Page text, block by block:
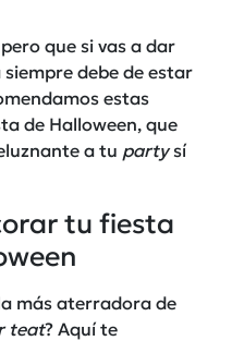
que si vas a dar
debe de estar
estas
de Halloween, que
a tu partysí
tu fiesta
más aterradora de
teat? Aquí te